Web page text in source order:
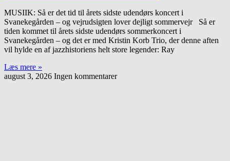
MUSIIK: Så er det tid til årets sidste udendørs koncert i
Svanekegården – og vejrudsigten lover dejligt sommervejr Så er
tiden kommet til årets sidste udendørs sommerkoncert i
Svanekegården – og det er med Kristin Korb Trio, der denne aften
vil hylde en af jazzhistoriens helt store legender: Ray
Læs mere »
august 3, 2026 Ingen kommentarer